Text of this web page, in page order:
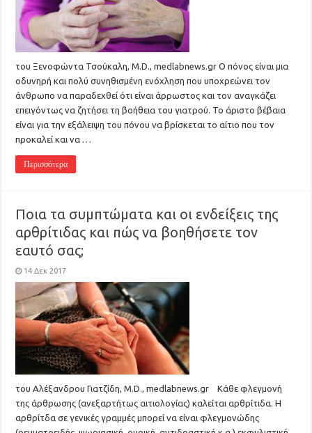
του Ξενοφώντα Τσούκαλη, M.D., medlabnews.gr O πόνος είναι μια
οδυνηρή και πολύ συνηθισμένη ενόχληση που υποχρεώνει τον
άνθρωπο να παραδεχθεί ότι είναι άρρωστος και τον αναγκάζει
επειγόντως να ζητήσει τη βοήθεια του γιατρού. Το άριστο βέβαια
είναι για την εξάλειψη του πόνου να βρίσκεται το αίτιο που τον
προκαλεί και να …
Περισσότερα
Ποια τα συμπτώματα και οι ενδείξεις της
αρθρίτιδας και πώς να βοηθήσετε τον
εαυτό σας;
14 Δεκ 2017
του Αλέξανδρου Γιατζίδη, M.D., medlabnews.gr Κάθε φλεγμονή
της άρθρωσης (ανεξαρτήτως αιτιολογίας) καλείται αρθρίτιδα. Η
αρθρίτδα σε γενικές γραμμές μπορεί να είναι φλεγμονώδης